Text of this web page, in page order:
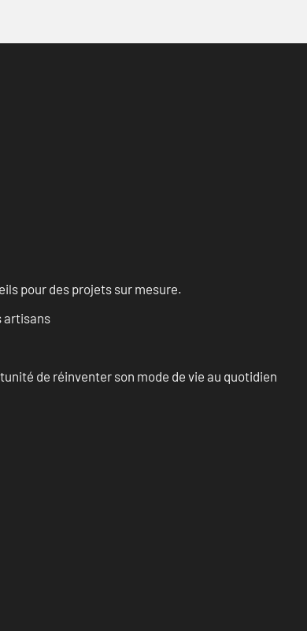
pour des projets sur mesure.
artisans
de réinventer son mode de vie au quotidien